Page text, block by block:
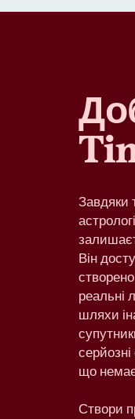
Завдяки
Він
реальні
шляхи
що
Створи